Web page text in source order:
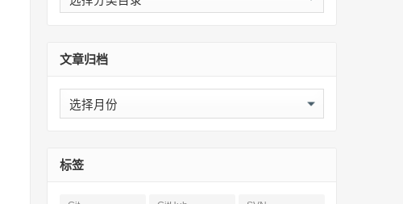
类
文章归档
文
章
标签